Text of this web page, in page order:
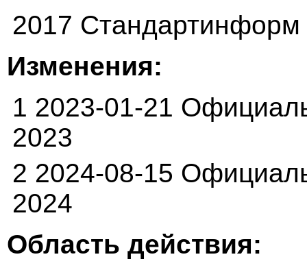
2017 Стандартинформ
Изменения:
1 2023-01-21
2023
2 2024-08-15
2024
Область действия: